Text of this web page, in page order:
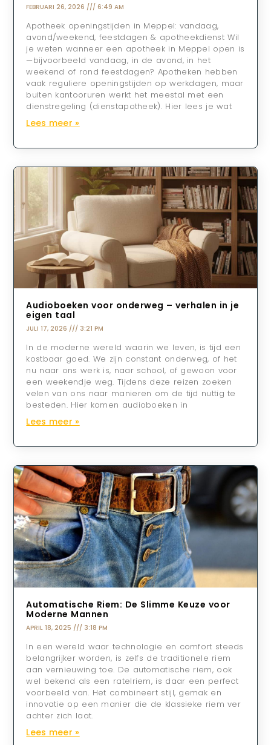
FEBRUARI 26, 2026 6:49 AM
Apotheek openingstijden in Meppel: vandaag,
avond/weekend, feestdagen & apotheekdienst Wil
je weten wanneer een apotheek in Meppel open is
—bijvoorbeeld vandaag, in de avond, in het
weekend of rond feestdagen? Apotheken hebben
vaak reguliere openingstijden op werkdagen, maar
buiten kantooruren werkt het meestal met een
dienstregeling (dienstapotheek). Hier lees je wat
Lees meer »
Audioboeken voor onderweg – verhalen in je
eigen taal
JULI 17, 2026 3:21 PM
In de moderne wereld waarin we leven, is tijd een
kostbaar goed. We zijn constant onderweg, of het
nu naar ons werk is, naar school, of gewoon voor
een weekendje weg. Tijdens deze reizen zoeken
velen van ons naar manieren om de tijd nuttig te
besteden. Hier komen audioboeken in
Lees meer »
Automatische Riem: De Slimme Keuze voor
Moderne Mannen
APRIL 18, 2025 3:18 PM
In een wereld waar technologie en comfort steeds
belangrijker worden, is zelfs de traditionele riem
aan vernieuwing toe. De automatische riem, ook
wel bekend als een ratelriem, is daar een perfect
voorbeeld van. Het combineert stijl, gemak en
innovatie op een manier die de klassieke riem ver
achter zich laat.
Lees meer »